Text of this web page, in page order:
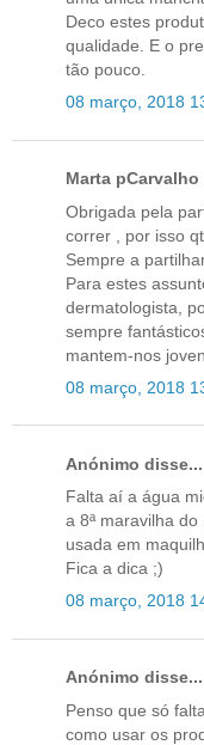
Deco estes
qualidade. E o
tão pouco.
08 março, 2018
Marta pCarvalho
Obrigada pela
correr , por isso
Sempre a
Para estes
dermatologista,
sempre
mantem-nos
08 março, 2018
Anónimo disse...
Falta aí a água
a 8ª maravilha
usada em
Fica a dica ;)
08 março, 2018
Anónimo disse...
Penso que só
como usar os